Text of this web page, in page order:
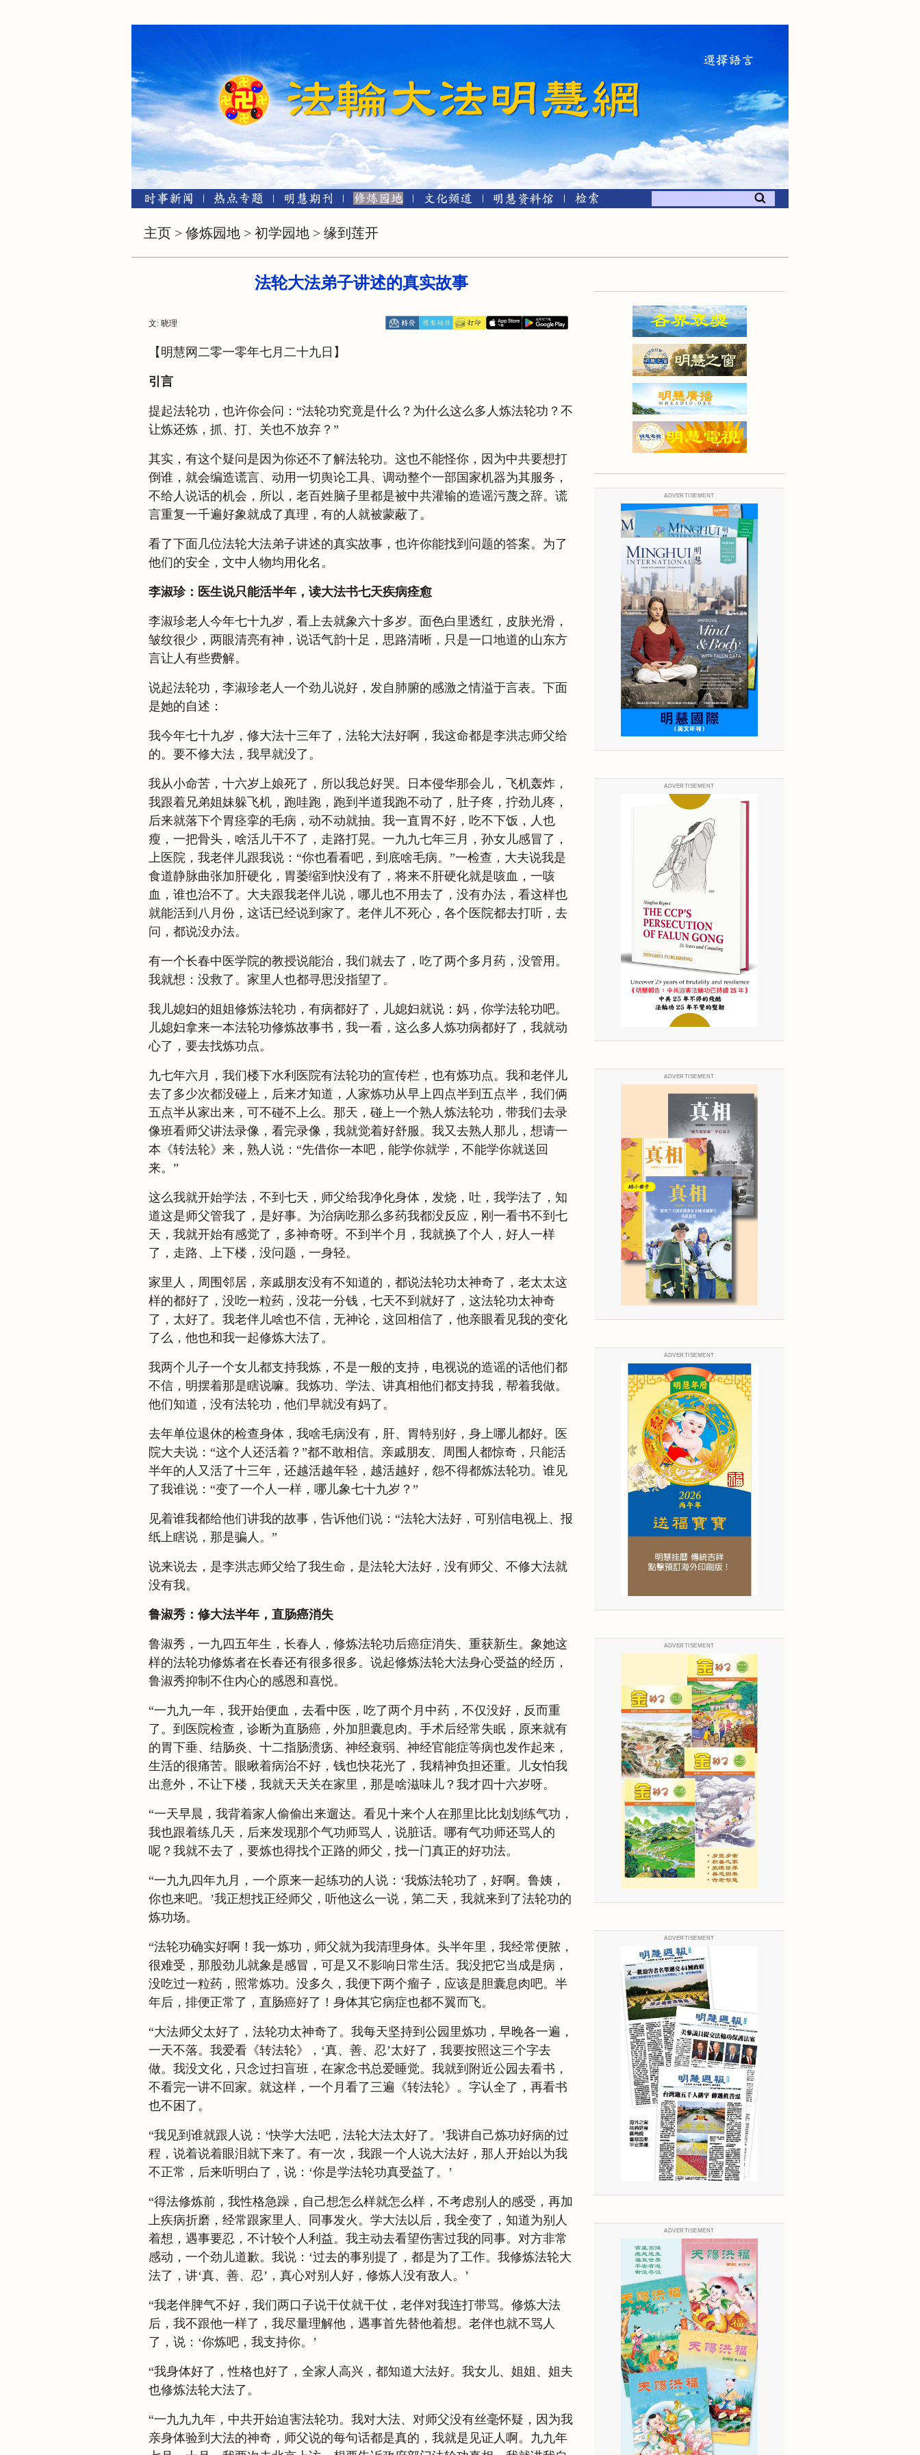
主页 > 修炼园地 > 初学园地 > 缘到莲开
法轮大法弟子讲述的真实故事
文: 晓理
【明慧网二零一零年七月二十九日】
引言
提起法轮功，也许你会问：“法轮功究竟是什么？为什么这么多人炼法轮功？不
让炼还炼，抓、打、关也不放弃？”
其实，有这个疑问是因为你还不了解法轮功。这也不能怪你，因为中共要想打
倒谁，就会编造谎言、动用一切舆论工具、调动整个一部国家机器为其服务，
不给人说话的机会，所以，老百姓脑子里都是被中共灌输的造谣污蔑之辞。谎
言重复一千遍好象就成了真理，有的人就被蒙蔽了。
看了下面几位法轮大法弟子讲述的真实故事，也许你能找到问题的答案。为了
他们的安全，文中人物均用化名。
李淑珍：医生说只能活半年，读大法书七天疾病痊愈
李淑珍老人今年七十九岁，看上去就象六十多岁。面色白里透红，皮肤光滑，
皱纹很少，两眼清亮有神，说话气韵十足，思路清晰，只是一口地道的山东方
言让人有些费解。
说起法轮功，李淑珍老人一个劲儿说好，发自肺腑的感激之情溢于言表。下面
是她的自述：
我今年七十九岁，修大法十三年了，法轮大法好啊，我这命都是李洪志师父给
的。要不修大法，我早就没了。
我从小命苦，十六岁上娘死了，所以我总好哭。日本侵华那会儿，飞机轰炸，
我跟着兄弟姐妹躲飞机，跑哇跑，跑到半道我跑不动了，肚子疼，拧劲儿疼，
后来就落下个胃痉挛的毛病，动不动就抽。我一直胃不好，吃不下饭，人也
瘦，一把骨头，啥活儿干不了，走路打晃。一九九七年三月，孙女儿感冒了，
上医院，我老伴儿跟我说：“你也看看吧，到底啥毛病。”一检查，大夫说我是
食道静脉曲张加肝硬化，胃萎缩到快没有了，将来不肝硬化就是咳血，一咳
血，谁也治不了。大夫跟我老伴儿说，哪儿也不用去了，没有办法，看这样也
就能活到八月份，这话已经说到家了。老伴儿不死心，各个医院都去打听，去
问，都说没办法。
有一个长春中医学院的教授说能治，我们就去了，吃了两个多月药，没管用。
我就想：没救了。家里人也都寻思没指望了。
我儿媳妇的姐姐修炼法轮功，有病都好了，儿媳妇就说：妈，你学法轮功吧。
儿媳妇拿来一本法轮功修炼故事书，我一看，这么多人炼功病都好了，我就动
心了，要去找炼功点。
九七年六月，我们楼下水利医院有法轮功的宣传栏，也有炼功点。我和老伴儿
去了多少次都没碰上，后来才知道，人家炼功从早上四点半到五点半，我们俩
五点半从家出来，可不碰不上么。那天，碰上一个熟人炼法轮功，带我们去录
像班看师父讲法录像，看完录像，我就觉着好舒服。我又去熟人那儿，想请一
本《转法轮》来，熟人说：“先借你一本吧，能学你就学，不能学你就送回
来。”
这么我就开始学法，不到七天，师父给我净化身体，发烧，吐，我学法了，知
道这是师父管我了，是好事。为治病吃那么多药我都没反应，刚一看书不到七
天，我就开始有感觉了，多神奇呀。不到半个月，我就换了个人，好人一样
了，走路、上下楼，没问题，一身轻。
家里人，周围邻居，亲戚朋友没有不知道的，都说法轮功太神奇了，老太太这
样的都好了，没吃一粒药，没花一分钱，七天不到就好了，这法轮功太神奇
了，太好了。我老伴儿啥也不信，无神论，这回相信了，他亲眼看见我的变化
了么，他也和我一起修炼大法了。
我两个儿子一个女儿都支持我炼，不是一般的支持，电视说的造谣的话他们都
不信，明摆着那是瞎说嘛。我炼功、学法、讲真相他们都支持我，帮着我做。
他们知道，没有法轮功，他们早就没有妈了。
去年单位退休的检查身体，我啥毛病没有，肝、胃特别好，身上哪儿都好。医
院大夫说：“这个人还活着？”都不敢相信。亲戚朋友、周围人都惊奇，只能活
半年的人又活了十三年，还越活越年轻，越活越好，怨不得都炼法轮功。谁见
了我谁说：“变了一个人一样，哪儿象七十九岁？”
见着谁我都给他们讲我的故事，告诉他们说：“法轮大法好，可别信电视上、报
纸上瞎说，那是骗人。”
说来说去，是李洪志师父给了我生命，是法轮大法好，没有师父、不修大法就
没有我。
鲁淑秀：修大法半年，直肠癌消失
鲁淑秀，一九四五年生，长春人，修炼法轮功后癌症消失、重获新生。象她这
样的法轮功修炼者在长春还有很多很多。说起修炼法轮大法身心受益的经历，
鲁淑秀抑制不住内心的感恩和喜悦。
“一九九一年，我开始便血，去看中医，吃了两个月中药，不仅没好，反而重
了。到医院检查，诊断为直肠癌，外加胆囊息肉。手术后经常失眠，原来就有
的胃下垂、结肠炎、十二指肠溃疡、神经衰弱、神经官能症等病也发作起来，
生活的很痛苦。眼瞅着病治不好，钱也快花光了，我精神负担还重。儿女怕我
出意外，不让下楼，我就天天关在家里，那是啥滋味儿？我才四十六岁呀。
“一天早晨，我背着家人偷偷出来遛达。看见十来个人在那里比比划划练气功，
我也跟着练几天，后来发现那个气功师骂人，说脏话。哪有气功师还骂人的
呢？我就不去了，要炼也得找个正路的师父，找一门真正的好功法。
“一九九四年九月，一个原来一起练功的人说：‘我炼法轮功了，好啊。鲁姨，
你也来吧。’我正想找正经师父，听他这么一说，第二天，我就来到了法轮功的
炼功场。
“法轮功确实好啊！我一炼功，师父就为我清理身体。头半年里，我经常便脓，
很难受，那股劲儿就象是感冒，可是又不影响日常生活。我没把它当成是病，
没吃过一粒药，照常炼功。没多久，我便下两个瘤子，应该是胆囊息肉吧。半
年后，排便正常了，直肠癌好了！身体其它病症也都不翼而飞。
“大法师父太好了，法轮功太神奇了。我每天坚持到公园里炼功，早晚各一遍，
一天不落。我爱看《转法轮》，‘真、善、忍’太好了，我要按照这三个字去
做。我没文化，只念过扫盲班，在家念书总爱睡觉。我就到附近公园去看书，
不看完一讲不回家。就这样，一个月看了三遍《转法轮》。字认全了，再看书
也不困了。
“我见到谁就跟人说：‘快学大法吧，法轮大法太好了。’我讲自己炼功好病的过
程，说着说着眼泪就下来了。有一次，我跟一个人说大法好，那人开始以为我
不正常，后来听明白了，说：‘你是学法轮功真受益了。’
“得法修炼前，我性格急躁，自己想怎么样就怎么样，不考虑别人的感受，再加
上疾病折磨，经常跟家里人、同事发火。学大法以后，我全变了，知道为别人
着想，遇事要忍，不计较个人利益。我主动去看望伤害过我的同事。对方非常
感动，一个劲儿道歉。我说：‘过去的事别提了，都是为了工作。我修炼法轮大
法了，讲‘真、善、忍’，真心对别人好，修炼人没有敌人。’
“我老伴脾气不好，我们两口子说干仗就干仗，老伴对我连打带骂。修炼大法
后，我不跟他一样了，我尽量理解他，遇事首先替他着想。老伴也就不骂人
了，说：‘你炼吧，我支持你。’
“我身体好了，性格也好了，全家人高兴，都知道大法好。我女儿、姐姐、姐夫
也修炼法轮大法了。
“一九九九年，中共开始迫害法轮功。我对大法、对师父没有丝毫怀疑，因为我
亲身体验到大法的神奇，师父说的每句话都是真的，我就是见证人啊。九九年
ADVERTISEMENT
ADVERTISEMENT
ADVERTISEMENT
ADVERTISEMENT
ADVERTISEMENT
ADVERTISEMENT
ADVERTISEMENT